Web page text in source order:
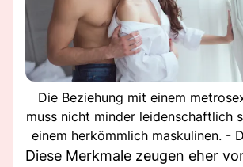
Die Beziehung mit einem
muss nicht minder leidenschaftlich
einem herkömmlich maskulinen. -
Diese Merkmale zeugen eher